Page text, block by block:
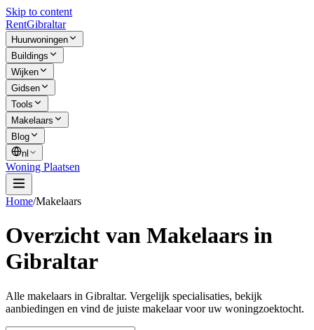
Skip to content
RentGibraltar
Huurwoningen
Buildings
Wijken
Gidsen
Tools
Makelaars
Blog
nl
Woning Plaatsen
Home/Makelaars
Overzicht van Makelaars in
Gibraltar
Alle makelaars in Gibraltar. Vergelijk specialisaties, bekijk
aanbiedingen en vind de juiste makelaar voor uw woningzoektocht.